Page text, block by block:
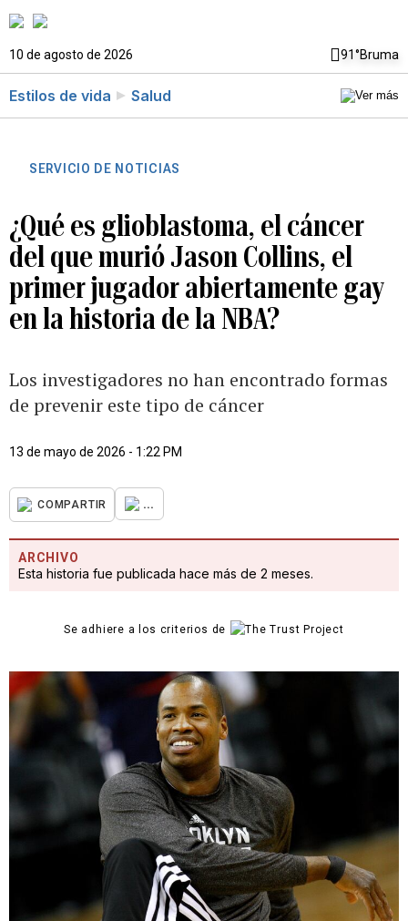
10 de agosto de 2026 91°Bruma
Estilos de vida Salud
SERVICIO DE NOTICIAS
¿Qué es glioblastoma, el cáncer
del que murió Jason Collins, el
primer jugador abiertamente gay
en la historia de la NBA?
Los investigadores no han encontrado formas
de prevenir este tipo de cáncer
13 de mayo de 2026 - 1:22 PM
COMPARTIR ...
ARCHIVO
Esta historia fue publicada hace más de 2 meses.
Se adhiere a los criterios de